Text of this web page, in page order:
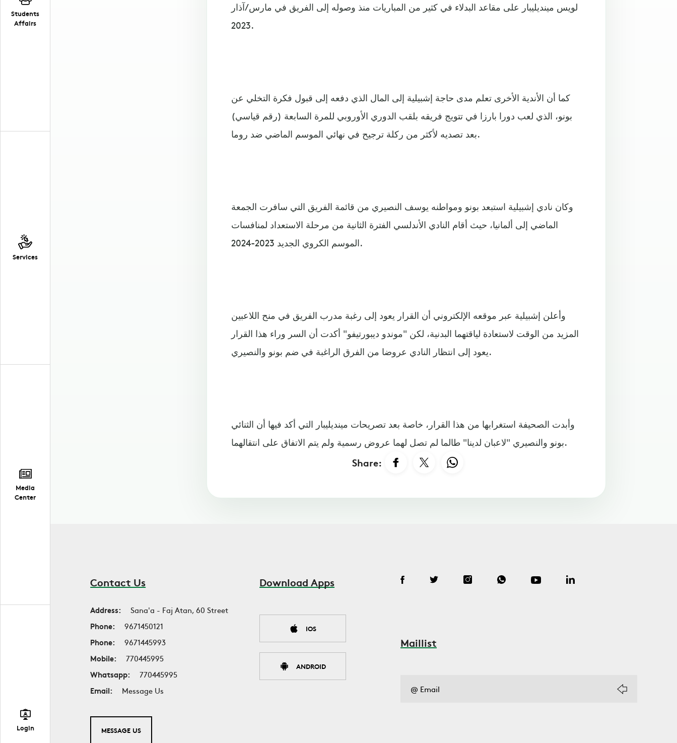
Students
Affairs
Services
Media
Center
Login
لويس مينديليبار على مقاعد البدلاء في كثير من المباريات منذ وصوله إلى الفريق في مارس/آذار
2023.
كما أن الأندية الأخرى تعلم مدى حاجة إشبيلية إلى المال الذي دفعه إلى قبول فكرة التخلي عن
بونو، الذي لعب دورا بارزا في تتويج فريقه بلقب الدوري الأوروبي للمرة السابعة (رقم قياسي)
بعد تصديه لأكثر من ركلة ترجيح في نهائي الموسم الماضي ضد روما.
وكان نادي إشبيلية استبعد بونو ومواطنه يوسف النصيري من قائمة الفريق التي سافرت الجمعة
الماضي إلى ألمانيا، حيث أقام النادي الأندلسي الفترة الثانية من مرحلة الاستعداد لمنافسات
الموسم الكروي الجديد 2023-2024.
وأعلن إشبيلية عبر موقعه الإلكتروني أن القرار يعود إلى رغبة مدرب الفريق في منح اللاعبين
المزيد من الوقت لاستعادة لياقتهما البدنية، لكن "موندو ديبورتيفو" أكدت أن السر وراء هذا القرار
يعود إلى انتظار النادي عروضا من الفرق الراغبة في ضم بونو والنصيري.
وأبدت الصحيفة استغرابها من هذا القرار، خاصة بعد تصريحات مينديليبار التي أكد فيها أن الثنائي
بونو والنصيري "لاعبان لدينا" طالما لم تصل لهما عروض رسمية ولم يتم الاتفاق على انتقالهما.
Share:
Contact Us
Address:
Sana'a - Faj Atan, 60 Street
Phone:
9671450121
Phone:
9671445993
Mobile:
770445995
Whatsapp:
770445995
Email:
Message Us
MESSAGE US
Download Apps
IOS
ANDROID
Maillist